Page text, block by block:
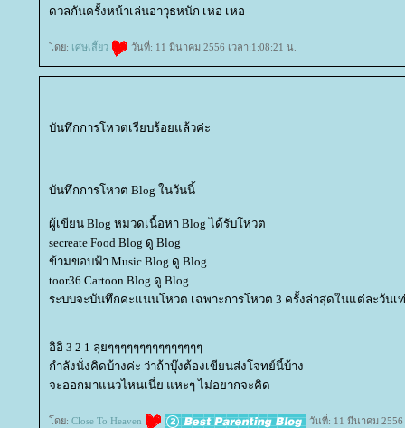
ดวลกันครั้งหน้าเล่นอาวุธหนัก เหอ เหอ
ดย: เศษเสี้ยว วันที่: 11 มีนาคม 2556 เวลา:1:08:21 น.
บันทึกการโหวตเรียบร้อยแล้วค่ะ
บันทึกการโหวต Blog ในวันนี้
ผู้เขียน Blog หมวดเนื้อหา Blog ได้รับโหวต
secreate Food Blog ดู Blog
ข้ามขอบฟ้า Music Blog ดู Blog
toor36 Cartoon Blog ดู Blog
ระบบจะบันทึกคะแนนโหวต เฉพาะการโหวต 3 ครั้งล่าสุดในแต่ละวันเ
อิอิ 3 2 1 ลุยๆๆๆๆๆๆๆๆๆๆๆๆๆๆๆ
กำลังนั่งคิดบ้างค่ะ ว่าถ้าบุ๊งต้องเขียนส่งโจทย์นี้บ้าง
จะออกมาแนวไหนเนี่ย แหะๆ ไม่อยากจะคิด
ดย: Close To Heaven วันที่: 11 มีนาคม 2556